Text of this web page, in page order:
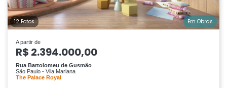
12 Fotos Em Obras
A partir de
R$ 2.394.000,00
Rua Bartolomeu de Gusmão
São Paulo - Vila Mariana
The Palace Royal